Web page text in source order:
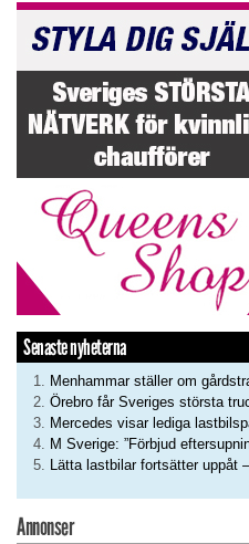
Senaste nyheterna
Menhammar ställer om
Örebro får Sveriges största
Mercedes visar lediga
M Sverige: ”Förbjud
Lätta lastbilar fortsätter uppåt
Annonser